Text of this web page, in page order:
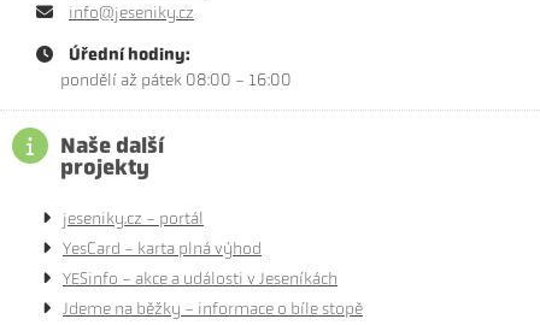
info@jeseniky.cz
Úřední hodiny:
pondělí až pátek 08:00 - 16:00
Naše další
projekty
jeseniky.cz - portál
YesCard - karta plná výhod
YESinfo - akce a události v Jeseníkách
Jdeme na běžky - informace o bíle stopě